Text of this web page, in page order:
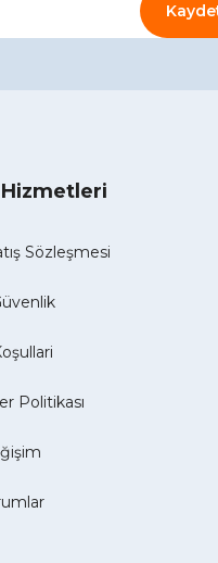
Sözleşmesi
Politikası